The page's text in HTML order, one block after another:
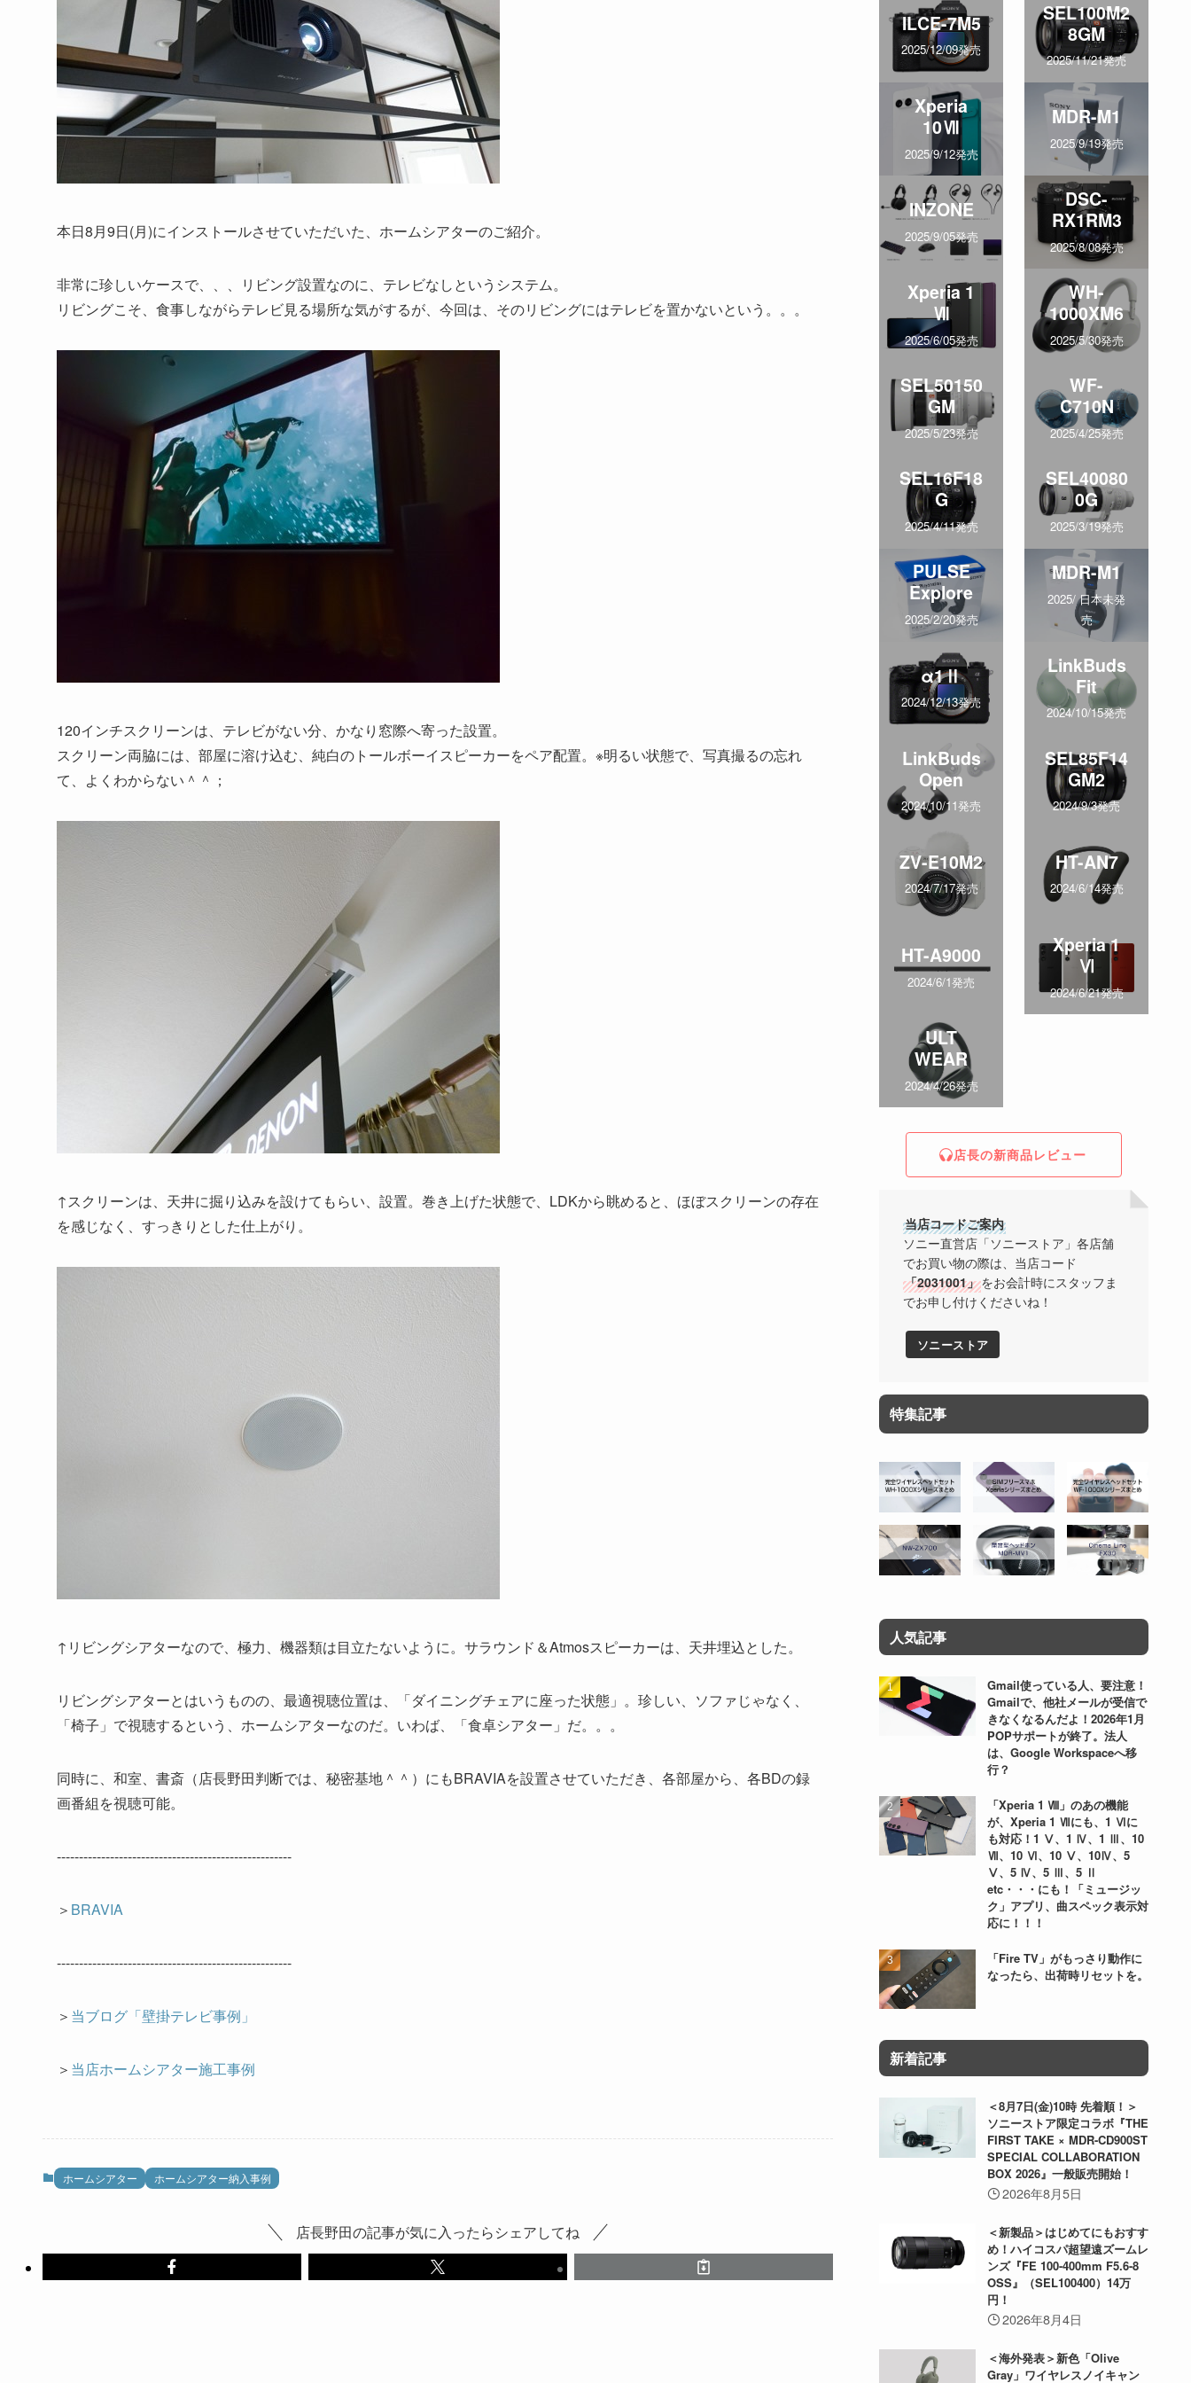
本日8月9日(月)にインストールさせていただいた、ホームシアターのご紹介。
非常に珍しいケースで、、、リビング設置なのに、テレビなしというシステム。
リビングこそ、食事しながらテレビ見る場所な気がするが、今回は、そのリビングにはテレビを置かないという。。。
120インチスクリーンは、テレビがない分、かなり窓際へ寄った設置。
スクリーン両脇には、部屋に溶け込む、純白のトールボーイスピーカーをペア配置。※明るい状態で、写真撮るの忘れ
て、よくわからない＾＾；
↑スクリーンは、天井に掘り込みを設けてもらい、設置。巻き上げた状態で、LDKから眺めると、ほぼスクリーンの存在
を感じなく、すっきりとした仕上がり。
↑リビングシアターなので、極力、機器類は目立たないように。サラウンド＆Atmosスピーカーは、天井埋込とした。
リビングシアターとはいうものの、最適視聴位置は、「ダイニングチェアに座った状態」。珍しい、ソファじゃなく、
「椅子」で視聴するという、ホームシアターなのだ。いわば、「食卓シアター」だ。。。
同時に、和室、書斎（店長野田判断では、秘密基地＾＾）にもBRAVIAを設置させていただき、各部屋から、各BDの録
画番組を視聴可能。
-----------------------------------------------------
＞ BRAVIA
-----------------------------------------------------
＞ 当ブログ「壁掛テレビ事例」
＞ 当店ホームシアター施工事例
ホームシアター ホームシアター納入事例
店長野田の記事が気に入ったらシェアしてね
ILCE-7M5
2025/12/09発売
SEL100M2
8GM
2025/11/21発売
Xperia
10Ⅶ
2025/9/12発売
MDR-M1
2025/9/19発売
INZONE
2025/9/05発売
DSC-
RX1RM3
2025/8/08発売
Xperia 1
Ⅶ
2025/6/05発売
WH-
1000XM6
2025/5/30発売
SEL50150
GM
2025/5/23発売
WF-
C710N
2025/4/25発売
SEL16F18
G
2025/4/11発売
SEL40080
0G
2025/3/19発売
PULSE
Explore
2025/2/20発売
MDR-M1
2025/ 日本未発
売
α1Ⅱ
2024/12/13発売
LinkBuds
Fit
2024/10/15発売
LinkBuds
Open
2024/10/11発売
SEL85F14
GM2
2024/9/3発売
ZV-E10M2
2024/7/17発売
HT-AN7
2024/6/14発売
HT-A9000
2024/6/1発売
Xperia 1
Ⅵ
2024/6/21発売
ULT
WEAR
2024/4/26発売
店長の新商品レビュー
当店コードご案内
ソニー直営店「ソニーストア」各店舗
でお買い物の際は、当店コード
「2031001」をお会計時にスタッフま
でお申し付けくださいね！
ソニーストア
特集記事
人気記事
Gmail使っている人、要注意！
Gmailで、他社メールが受信で
きなくなるんだよ！2026年1月
POPサポートが終了。法人
は、Google Workspaceへ移
行？
「Xperia 1 Ⅷ」のあの機能
が、Xperia 1 Ⅶにも、1 Ⅵに
も対応！1 Ⅴ、1 Ⅳ、1 Ⅲ、10
Ⅶ、10 Ⅵ、10 Ⅴ、10Ⅳ、5
Ⅴ、5 Ⅳ、5 Ⅲ、5 Ⅱ
etc・・・にも！「ミュージッ
ク」アプリ、曲スペック表示対
応に！！！
「Fire TV」がもっさり動作に
なったら、出荷時リセットを。
新着記事
＜8月7日(金)10時 先着順！＞
ソニーストア限定コラボ『THE
FIRST TAKE × MDR-CD900ST
SPECIAL COLLABORATION
BOX 2026』一般販売開始！
2026年8月5日
＜新製品＞はじめてにもおすす
め！ハイコスパ超望遠ズームレ
ンズ『FE 100-400mm F5.6-8
OSS』（SEL100400）14万
円！
2026年8月4日
＜海外発表＞新色「Olive
Gray」ワイヤレスノイキャン